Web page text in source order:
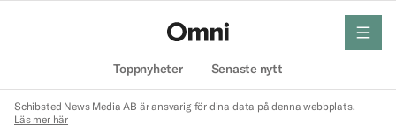
Toppnyheter Senaste nytt
meny
Schibsted News Media AB är ansvarig för dina data på denna webbplats.
Läs mer här